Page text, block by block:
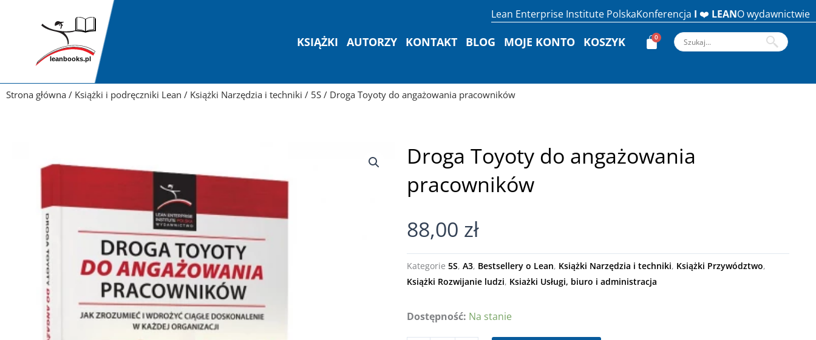
Lean Enterprise Institute PolskaKonferencja I ❤️ LEANO wydawnictwie
KSIĄŻKI AUTORZY KONTAKT BLOG MOJE KONTO KOSZYK
Strona główna / Książki i podręczniki Lean / Książki Narzędzia i techniki / 5S / Droga Toyoty do angażowania pracowników
Droga Toyoty do angażowania
pracowników
88,00 zł
Kategorie 5S, A3, Bestsellery o Lean, Książki Narzędzia i techniki, Książki Przywództwo,
Książki Rozwijanie ludzi, Ksiażki Usługi, biuro i administracja
Dostępność: Na stanie
ilość